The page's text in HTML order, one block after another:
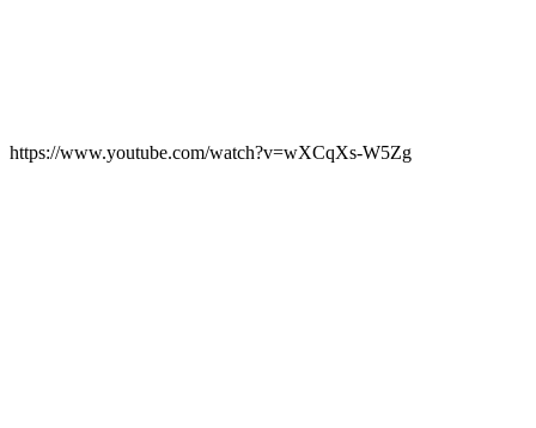
https://www.youtube.com/watch?v=wXCqXs-W5Zg